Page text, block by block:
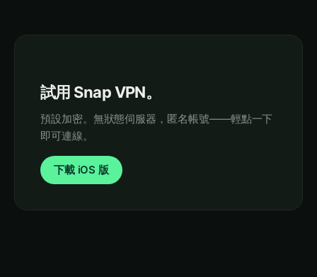
試用 Snap VPN。
預設加密。無狀態伺服器，匿名帳號——輕點一下
即可連線。
下載 iOS 版